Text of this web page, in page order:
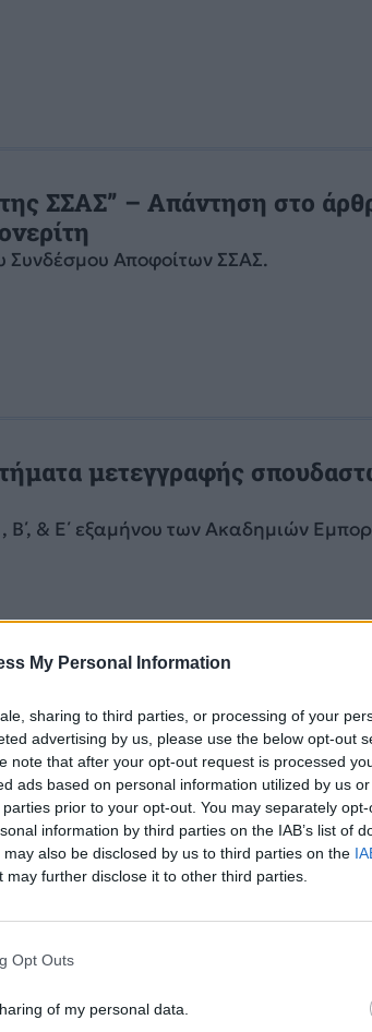
My Personal Information
sharing to third parties, or processing of your
advertising by us, please use the below opt-out
note that after your opt-out request is processed
ads based on personal information utilized by us
prior to your opt-out. You may separately
information by third parties on the IAB’s list of
also be disclosed by us to third parties on the
may further disclose it to other third parties.
Opt Outs
of my personal data.
ΣΣΑΣ” – Απάντηση στο
Συνδέσμου Αποφοίτων ΣΣΑΣ.
μετεγγραφής
Β΄, & Ε΄ εξαμήνου των Ακαδημιών
δεν έχουν τελειωμό στον
σχολών ο λόγος
διαβάσαμε ότι ετοιμάζεται το ΓΕΕΘΑ.
Υπαξιωματικών των